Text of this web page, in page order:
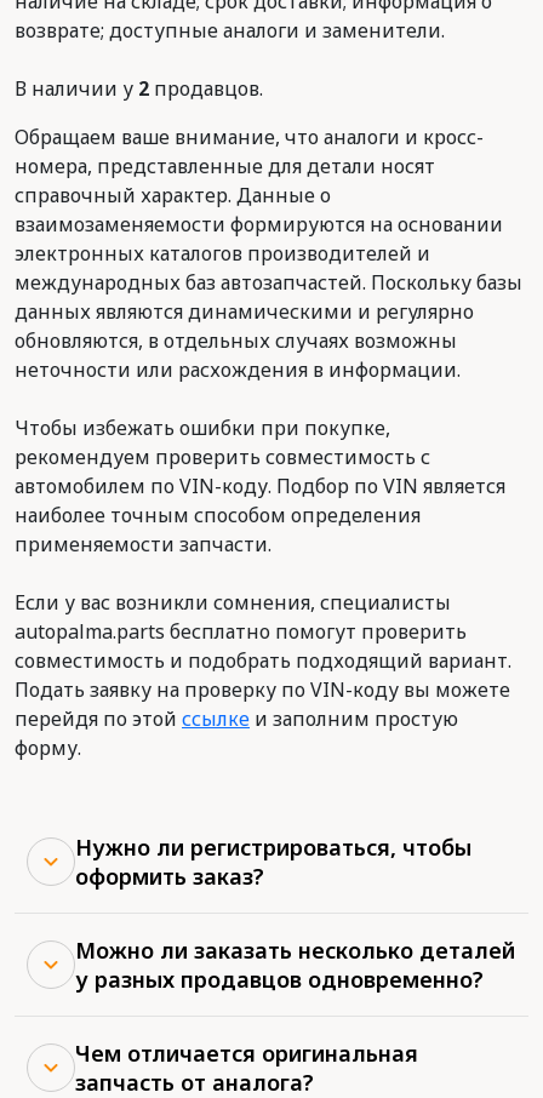
возврате; доступные аналоги и заменители.
В наличии у 2 продавцов.
Обращаем ваше внимание, что аналоги и кросс-
номера, представленные для детали носят
справочный характер. Данные о
взаимозаменяемости формируются на основании
электронных каталогов производителей и
международных баз автозапчастей. Поскольку базы
данных являются динамическими и регулярно
обновляются, в отдельных случаях возможны
неточности или расхождения в информации.
Чтобы избежать ошибки при покупке,
рекомендуем проверить совместимость с
автомобилем по VIN-коду. Подбор по VIN является
наиболее точным способом определения
применяемости запчасти.
Если у вас возникли сомнения, специалисты
autopalma.parts бесплатно помогут проверить
совместимость и подобрать подходящий вариант.
Подать заявку на проверку по VIN-коду вы можете
перейдя по этой ссылке и заполним простую
форму.
Нужно ли регистрироваться, чтобы
оформить заказ?
Можно ли заказать несколько деталей
у разных продавцов одновременно?
Чем отличается оригинальная
запчасть от аналога?